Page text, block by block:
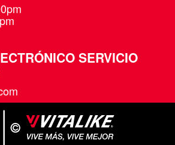
SERVICIO